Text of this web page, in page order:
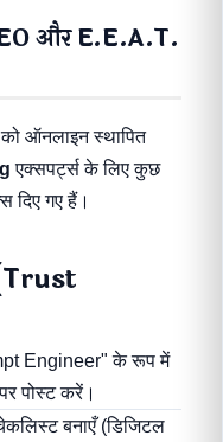
और E.E.A.T.
ऑनलाइन स्थापित
एक्सपर्ट्स के लिए कुछ
दिए गए हैं।
Engineer" के रूप में
पोस्ट करें।
बनाएँ (डिजिटल